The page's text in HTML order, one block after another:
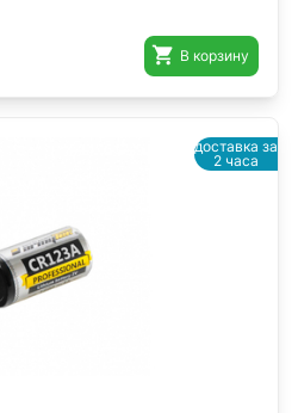
 В корзину
доставка за
2 часа